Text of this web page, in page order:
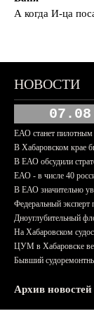
А когда И-ца
НОВОСТИ
ЕАО станет пилотным
В Хабаровском крае
В ЕАО обсудили
ЕАО - в числе 40
В ЕАО значительно
Федеральный эксперт
Дноуглубительный
На Хабаровском
ЦУМ в Хабаровске
Бывший
Архив новостей